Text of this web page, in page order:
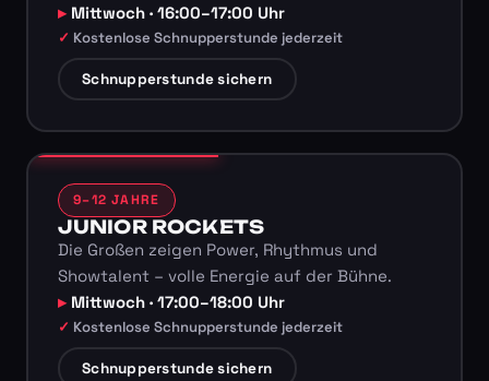
Mittwoch · 16:00–17:00 Uhr
Kostenlose Schnupperstunde jederzeit
Schnupperstunde sichern
9–12 JAHRE
JUNIOR ROCKETS
Die Großen zeigen Power, Rhythmus und
Showtalent – volle Energie auf der Bühne.
Mittwoch · 17:00–18:00 Uhr
Kostenlose Schnupperstunde jederzeit
Schnupperstunde sichern